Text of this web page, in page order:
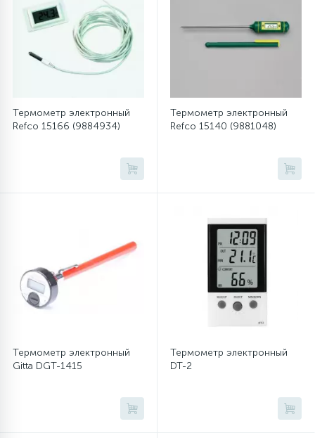
Шкивы барабана
Щетки двигателя
20
Термометр электронный
Refco 15166 (9884934)
Термометр электронный
Refco 15140 (9881048)
Термометр электронный
Gitta DGT-1415
Термометр электронный
DT-2